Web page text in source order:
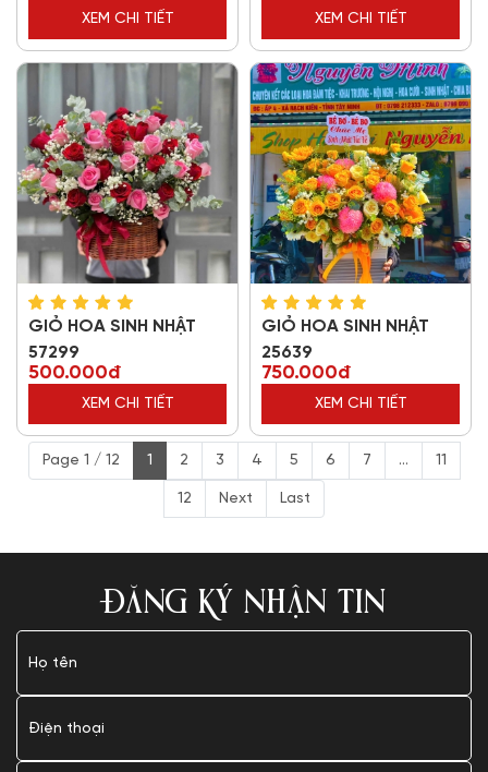
XEM CHI TIẾT XEM CHI TIẾT
GIỎ HOA SINH NHẬT
57299
500.000đ
XEM CHI TIẾT
GIỎ HOA SINH NHẬT
25639
750.000đ
XEM CHI TIẾT
Page 1 / 12 1 2 3 4 5 6 7 ... 11
12 Next Last
ĐĂNG KÝ NHẬN TIN